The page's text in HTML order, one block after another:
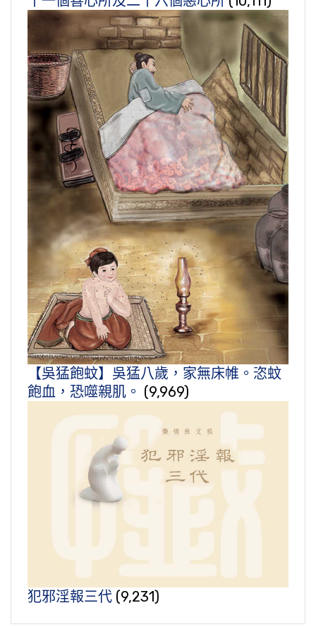
【吳猛飽蚊】吳猛八歲，家無床帷。恣蚊
飽血，恐噬親肌。 (9,969)
犯邪淫報三代 (9,231)